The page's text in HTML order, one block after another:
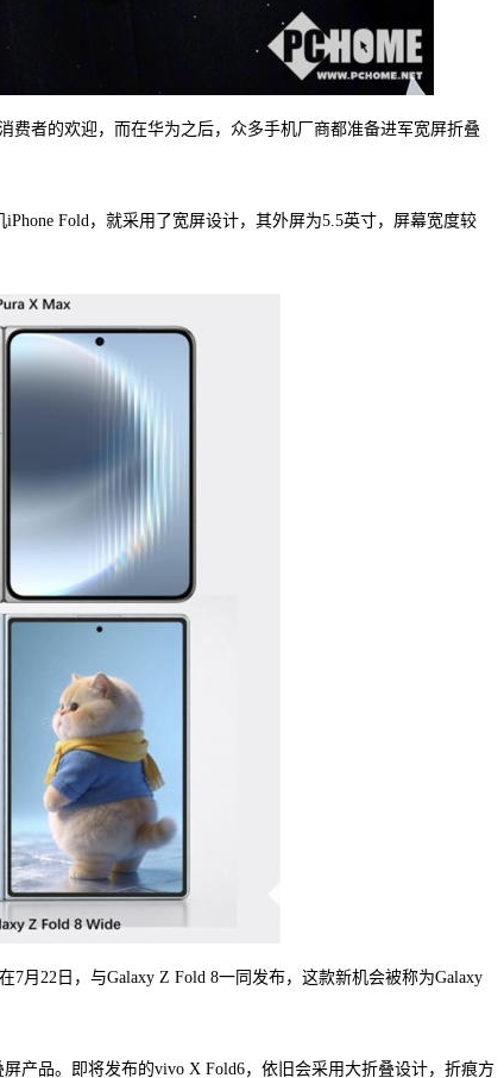
费者的欢迎，而在华为之后，众多手机厂商都准备进军宽屏折叠
Fold，就采用了宽屏设计，其外屏为5.5英寸，屏幕宽度较
月22日，与Galaxy Z Fold 8一同发布，这款新机会被称为Galaxy
产品。即将发布的vivo X Fold6，依旧会采用大折叠设计，折痕方